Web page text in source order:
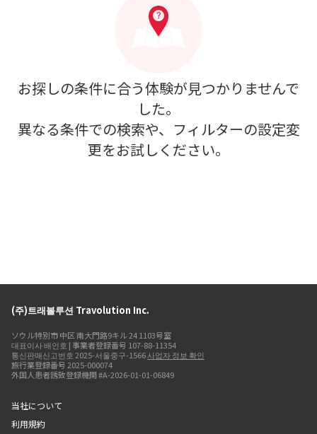
お探しの条件に合う体験が見つかりませんで
した。
異なる条件での検索や、フィルターの設定変
更をお試しください。
(주)트래볼루션 Travolution Inc.
ソウル特別市 中区 南大門路9キル 24 1103号室
대표이사 배인호 | 事業者登録番号 107-88-11354
통신판매신고번호 2025-서울중구-1566사업자 정보 확인
旅行業登録番号 2025-000074
外国人患者誘致登録機関 #A-2026-01-01-06849
当社について
利用規約